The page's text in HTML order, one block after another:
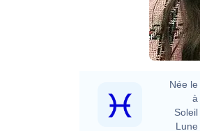
Née le
à
Soleil
Lune